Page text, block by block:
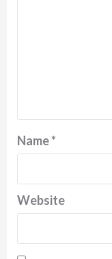
Name*
Website